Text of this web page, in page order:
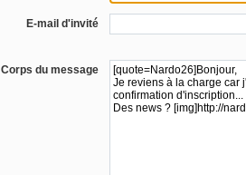
E-mail d'invité
Corps du message